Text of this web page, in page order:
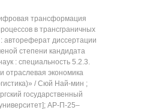
трансформация
в трансграничных
автореферат диссертации
степени кандидата
: специальность 5.2.3.
отраслевая экономика
/ Сюй Най-мин ;
государственный
АР-П-25‒